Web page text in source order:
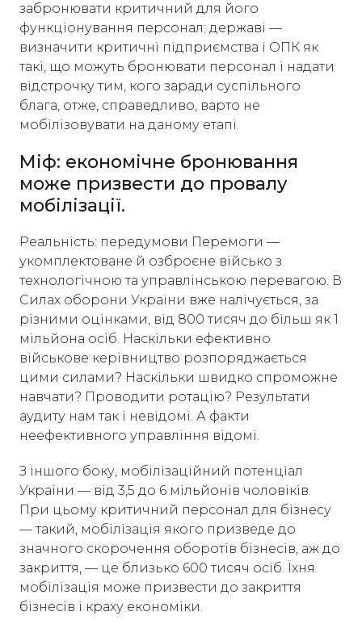
забронювати критичний для його
функціонування персонал; державі —
визначити критичні підприємства і ОПК як
такі, що можуть бронювати персонал і надати
відстрочку тим, кого заради суспільного
блага, отже, справедливо, варто не
мобілізовувати на даному етапі.
Міф: економічне бронювання
може призвести до провалу
мобілізації.
Реальність: передумови Перемоги —
укомплектоване й озброєне військо з
технологічною та управлінською перевагою. В
Силах оборони України вже налічується, за
різними оцінками, від 800 тисяч до більш як 1
мільйона осіб. Наскільки ефективно
військове керівництво розпоряджається
цими силами? Наскільки швидко спроможне
навчати? Проводити ротацію? Результати
аудиту нам так і невідомі. А факти
неефективного управління відомі.
З іншого боку, мобілізаційний потенціал
України — від 3,5 до 6 мільйонів чоловіків.
При цьому критичний персонал для бізнесу
— такий, мобілізація якого призведе до
значного скорочення оборотів бізнесів, аж до
закриття, — це близько 600 тисяч осіб. Їхня
мобілізація може призвести до закриття
бізнесів і краху економіки.